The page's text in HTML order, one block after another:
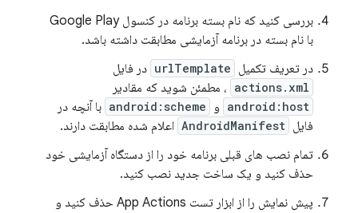
بررسی کنید که نام بسته برنامه در کنسول Google Play
با نام بسته در برنامه آزمایشی مطابقت داشته باشد.
در تعریف تکمیل urlTemplate در فایل
actions.xml ، مطمئن شوید که مقادیر
android:host و android:scheme با آنچه در
فایل AndroidManifest اعلام شده مطابقت دارند.
تمام نصب های قبلی برنامه خود را از دستگاه آزمایشی خود
حذف کنید و یک ساخت جدید نصب کنید.
پیش نمایش را از ابزار تست App Actions حذف کنید و